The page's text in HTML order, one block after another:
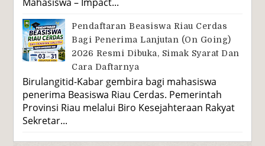
Pendaftaran Beasiswa Riau Cerdas
Bagi Penerima Lanjutan (On Going)
2026 Resmi Dibuka, Simak Syarat Dan
Cara Daftarnya
Birulangitid-Kabar gembira bagi mahasiswa
penerima Beasiswa Riau Cerdas. Pemerintah
Provinsi Riau melalui Biro Kesejahteraan Rakyat
Sekretar...